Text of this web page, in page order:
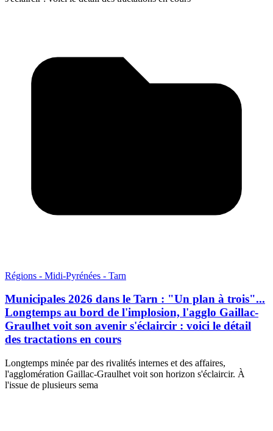
Régions - Midi-Pyrénées - Tarn
Municipales 2026 dans le Tarn : "Un plan à trois"...
Longtemps au bord de l'implosion, l'agglo Gaillac-
Graulhet voit son avenir s'éclaircir : voici le détail
des tractations en cours
Longtemps minée par des rivalités internes et des affaires,
l'agglomération Gaillac-Graulhet voit son horizon s'éclaircir. À
l'issue de plusieurs sema